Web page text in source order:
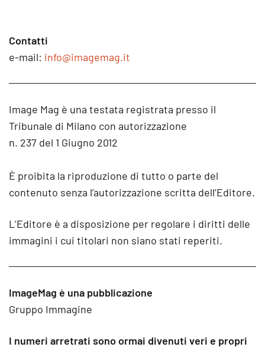
Contatti
e-mail: info@imagemag.it
Image Mag è una testata registrata presso il
Tribunale di Milano con autorizzazione
n. 237 del 1 Giugno 2012
È proibita la riproduzione di tutto o parte del
contenuto senza l’autorizzazione scritta dell’Editore.
L’Editore è a disposizione per regolare i diritti delle
immagini i cui titolari non siano stati reperiti.
ImageMag è una pubblicazione
Gruppo Immagine
I numeri arretrati sono ormai divenuti veri e propri